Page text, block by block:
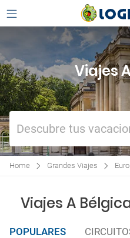
Viajes
Descubre tus
Home Grandes Viajes
Viajes A
POPULARES